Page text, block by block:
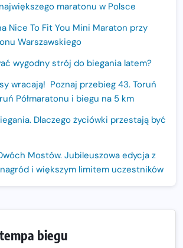
maratonu w Polsce
Nice To Fit You Mini Maraton przy
Warszawskiego
wygodny strój do biegania latem?
wracają! Poznaj przebieg 43. Toruń
Półmaratonu i biegu na 5 km
Dlaczego życiówki przestają być
Mostów. Jubileuszowa edycja z
i większym limitem uczestników
LOTTO 25. Poznań Maratonu!
biegu